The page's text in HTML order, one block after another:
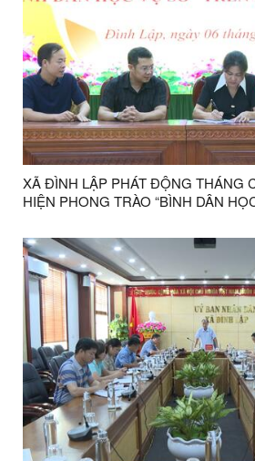
XÃ ĐÌNH LẬP PHÁT ĐỘNG THÁNG
HIỆN PHONG TRÀO “BÌNH DÂN